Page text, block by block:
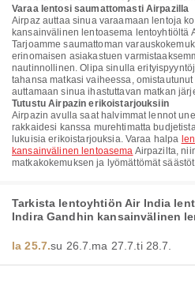
Varaa lentosi saumattomasti Airpazilla
Airpaz auttaa sinua varaamaan lentoja
kansainvälinen lentoasema lentoyhtiöltä
Tarjoamme saumattoman
erinomaisen asiakastuen
nautinnollinen. Olipa sinulla
tahansa matkasi vaiheessa,
auttamaan sinua ihastuttavan matkan
Tutustu Airpazin erikoistarjouksiin
Airpazin avulla saat halvimmat lennot
rakkaidesi kanssa murehtimatta
lukuisia erikoistarjouksia. Varaa halpa
kansainvälinen lentoasema Airpazilta,
matkakokemuksen ja lyömättömät
Tarkista lentoyhtiön Air India
Indira Gandhin kansainvälinen
la 25.7.su 26.7. ma 27.7.ti 28.7.